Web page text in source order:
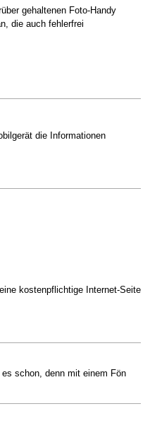
gehaltenen Foto-Handy
die auch fehlerfrei
die Informationen
kostenpflichtige Internet-Seite
schon, denn mit einem Fön